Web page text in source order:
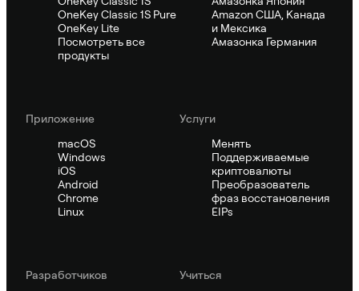
OneKey Classic 1S Pure
OneKey Lite
Посмотреть все
продукты
Amazon США, Канада
и Мексика
Амазонка Германия
Приложение
macOS
Windows
iOS
Android
Chrome
Linux
Услуги
Менять
Поддерживаемые
криптовалюты
Преобразователь
фраз восстановления
EIPs
Pазработчиков
Учиться